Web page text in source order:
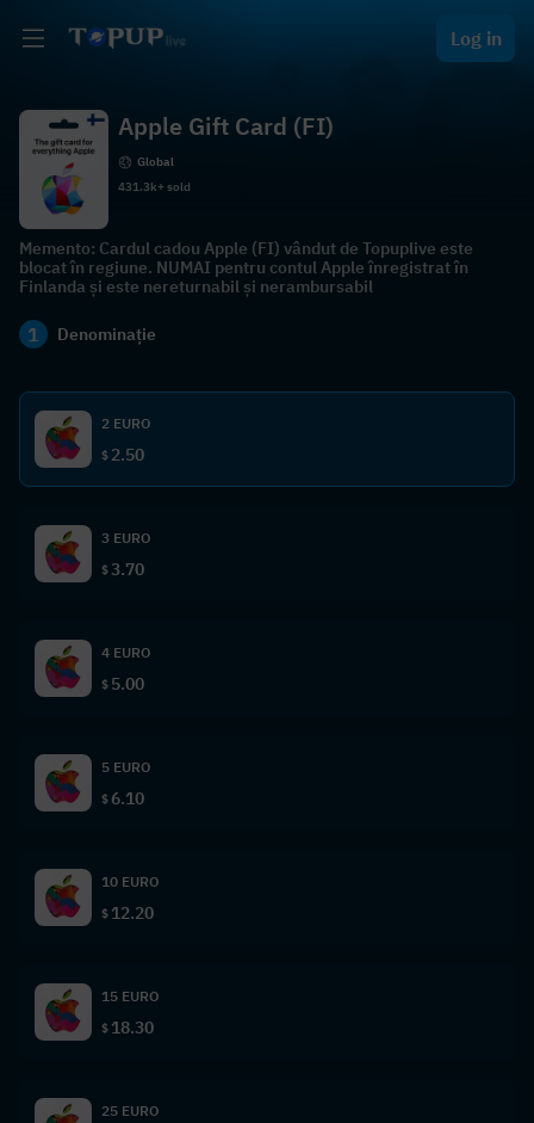
Log in
Apple Gift Card (FI)
Global
431.3k+ sold
Memento: Cardul cadou Apple (FI) vândut de Topuplive este
blocat în regiune. NUMAI pentru contul Apple înregistrat în
Finlanda și este nereturnabil și nerambursabil
1 Denominație
2 EURO
$ 2.50
3 EURO
$3.70
4 EURO
$ 5.00
5 EURO
$ 6.10
10 EURO
$ 12.20
15 EURO
$ 18.30
25 EURO